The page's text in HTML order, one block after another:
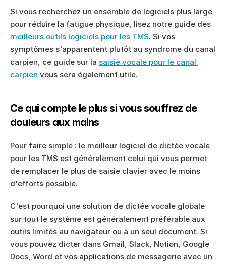
Si vous recherchez un ensemble de logiciels plus large
meilleurs outils logiciels pour les TMS. Si vos
symptômes s'apparentent plutôt au syndrome du canal
carpien, ce guide sur la saisie vocale pour le canal
carpien vous sera également utile.
Ce qui compte le plus si vous souffrez de
douleurs aux mains
Pour faire simple : le meilleur logiciel de dictée vocale
pour les TMS est généralement celui qui vous permet
de remplacer le plus de saisie clavier avec le moins
d'efforts possible.
C'est pourquoi une solution de dictée vocale globale
sur tout le système est généralement préférable aux
outils limités au navigateur ou à un seul document. Si
vous pouvez dicter dans Gmail, Slack, Notion, Google
Docs, Word et vos applications de messagerie avec un